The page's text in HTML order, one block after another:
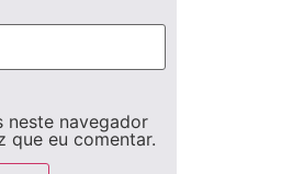
neste navegador
que eu comentar.